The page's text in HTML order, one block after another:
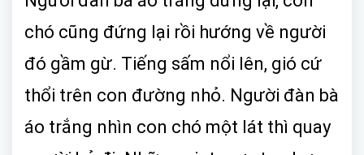
chó cũng đứng lại rồi hướng về người
đó gầm gừ. Tiếng sấm nổi lên, gió cứ
thổi trên con đường nhỏ. Người đàn bà
áo trắng nhìn con chó một lát thì quay